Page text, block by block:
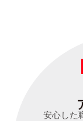
安心した